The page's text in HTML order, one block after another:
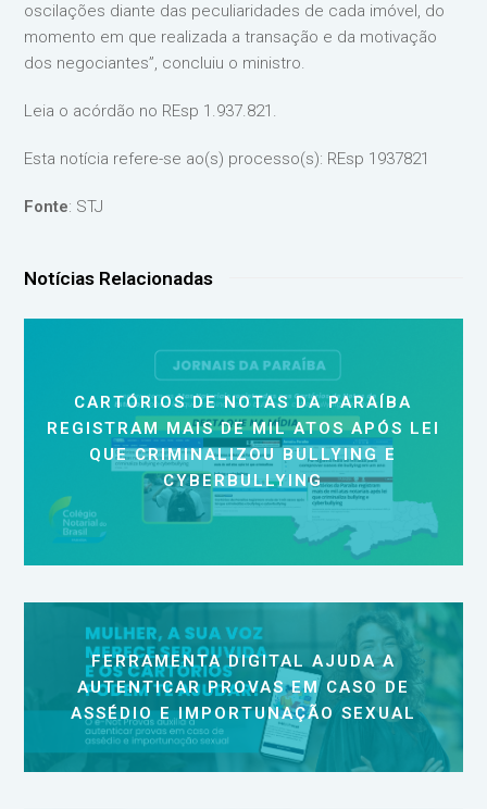
oscilações diante das peculiaridades de cada imóvel, do
momento em que realizada a transação e da motivação
dos negociantes”, concluiu o ministro.
Leia o acórdão no REsp 1.937.821.
Esta notícia refere-se ao(s) processo(s): REsp 1937821
Fonte: STJ
Notícias Relacionadas
CARTÓRIOS DE NOTAS DA PARAÍBA
REGISTRAM MAIS DE MIL ATOS APÓS LEI
QUE CRIMINALIZOU BULLYING E
CYBERBULLYING
FERRAMENTA DIGITAL AJUDA A
AUTENTICAR PROVAS EM CASO DE
ASSÉDIO E IMPORTUNAÇÃO SEXUAL